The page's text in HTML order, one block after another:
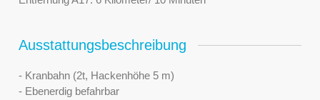
Ausstattungsbeschreibung
- Kranbahn (2t, Hackenhöhe 5 m)
- Ebenerdig befahrbar